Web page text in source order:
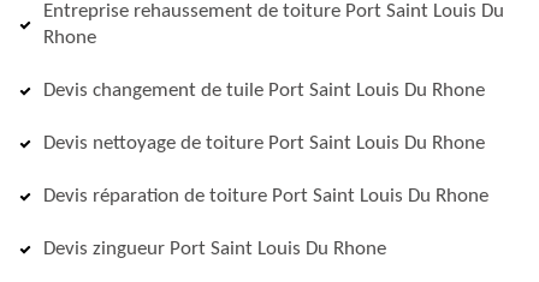
Entreprise rehaussement de toiture Port Saint Louis Du
Rhone
Devis changement de tuile Port Saint Louis Du Rhone
Devis nettoyage de toiture Port Saint Louis Du Rhone
Devis réparation de toiture Port Saint Louis Du Rhone
Devis zingueur Port Saint Louis Du Rhone